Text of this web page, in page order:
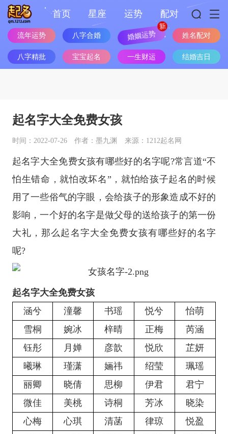
首页 星座 运势 配对
流年运势 八字合婚 婚姻运势 姓名配对
八字精批 宝宝起名 一生财运 结婚吉日
起名字大全免费女孩
时间：2022-07-26 作者：墨九渊 来源：1212起名网
起名字大全免费女孩有哪些好的名字呢?常言道“不
怕生错命，就怕改坏名”，就怕给孩子起名的时候
用了一些俗气的字眼，会给孩子的形象造成不好的
影响，一个好的名字是做父母的送给孩子的第一份
大礼，那么起名字大全免费女孩有哪些好的名字
呢?
起名字大全免费女孩
涵兮
潼馨 书瑶 悦兮
怡萌
雪桐
婉冰 梓晴 正梅
芮涵
钰彤
月婵 彦歆 悦欣
芷妍
曦琳
瑾潇 婳祎 绍莹
珮瑶
丽卿
晓倩 思柳 伊君
君宁
微佳
美桃 诗桐 芳冰
晓染
心梅
心琪 清菡 律琼
悦盈